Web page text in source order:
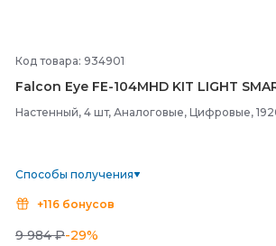
Код товара: 934901
Falcon Eye FE-104MHD KIT LIGHT
Настенный, 4 шт, Аналоговые, Цифровые,
Способы получения
+116 бонусов
9 984 ₽-29%